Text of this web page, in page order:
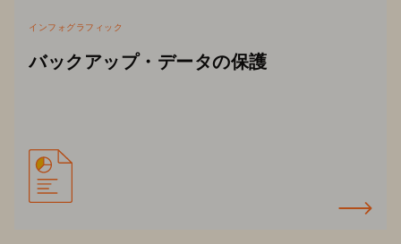
インフォグラフィック
バックアップ・データの保護